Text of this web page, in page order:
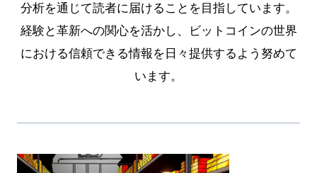
分析を通じて読者に届けることを目指しています。
経験と革新への関心を活かし、ビットコインの世界
における信頼できる情報を日々提供するよう努めて
います。